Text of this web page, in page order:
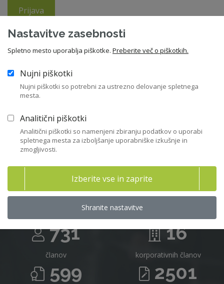
Prijava
Ste pozabili geslo?
V kolikor še niste član ZNS, vas vabimo da se nam pridružite in
izkoristite vse ugodnosti članstva. Letna članarina znaša 210
Združenje nadzornikov Slovenije v
številkah
731
članov
16
korporativnih članov
599 2501
Nastavitve zasebnosti
Spletno mesto uporablja piškotke. Preberite več o piškotkih.
Nujni piškotki
Nujni piškotki so potrebni za ustrezno delovanje spletnega
mesta.
Analitični piškotki
Analitični piškotki so namenjeni zbiranju podatkov o uporabi
spletnega mesta za izboljšanje uporabniške izkušnje in
zmogljivosti.
Izberite vse in zaprite
Shranite nastavitve